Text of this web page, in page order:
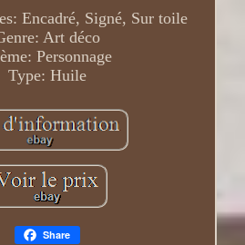
Encadré, Signé, Sur toile
Art déco
Personnage
Type: Huile
Share